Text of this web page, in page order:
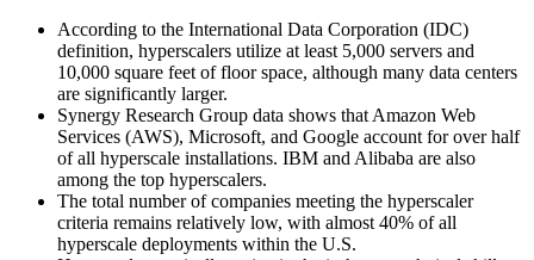
According to the International Data Corporation (IDC)
definition, hyperscalers utilize at least 5,000 servers and
10,000 square feet of floor space, although many data centers
are significantly larger.
Synergy Research Group data shows that Amazon Web
Services (AWS), Microsoft, and Google account for over half
of all hyperscale installations. IBM and Alibaba are also
among the top hyperscalers.
The total number of companies meeting the hyperscaler
criteria remains relatively low, with almost 40% of all
hyperscale deployments within the U.S.